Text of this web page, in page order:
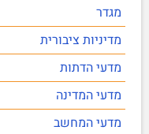
מגדר
מדיניות ציבורית
מדעי הדתות
מדעי המדינה
מדעי המחשב